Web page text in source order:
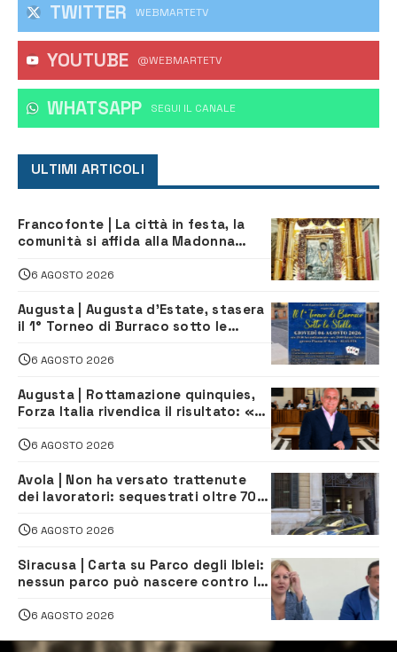
TWITTER WEBMARTETV
YOUTUBE @WEBMARTETV
WHATSAPP ‎SEGUI IL CANALE
ULTIMI ARTICOLI
Francofonte | La città in festa, la
comunità si affida alla Madonna
6 AGOSTO 2026
Augusta | Augusta d’Estate, stasera
il 1° Torneo di Burraco sotto le
6 AGOSTO 2026
Augusta | Rottamazione quinquies,
Forza Italia rivendica il risultato: «La
6 AGOSTO 2026
Avola | Non ha versato trattenute
dei lavoratori: sequestrati oltre 700
climatizzazione
6 AGOSTO 2026
Siracusa | Carta su Parco degli Iblei:
nessun parco può nascere contro le
6 AGOSTO 2026